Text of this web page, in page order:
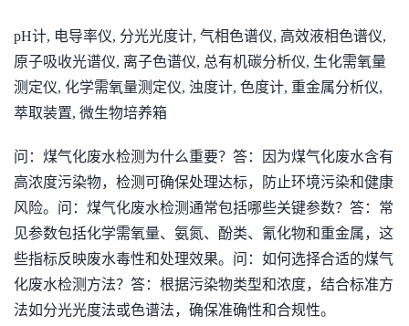
pH计, 电导率仪, 分光光度计, 气相色谱仪, 高效液相色谱仪,
原子吸收光谱仪, 离子色谱仪, 总有机碳分析仪, 生化需氧量
测定仪, 化学需氧量测定仪, 浊度计, 色度计, 重金属分析仪,
萃取装置, 微生物培养箱
问：煤气化废水检测为什么重要？答：因为煤气化废水含有
高浓度污染物，检测可确保处理达标，防止环境污染和健康
风险。问：煤气化废水检测通常包括哪些关键参数？答：常
见参数包括化学需氧量、氨氮、酚类、氰化物和重金属，这
些指标反映废水毒性和处理效果。问：如何选择合适的煤气
化废水检测方法？答：根据污染物类型和浓度，结合标准方
法如分光光度法或色谱法，确保准确性和合规性。